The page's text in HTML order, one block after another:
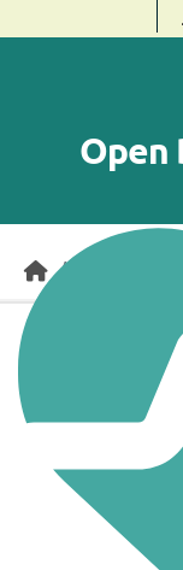
Überspringen zum
Open